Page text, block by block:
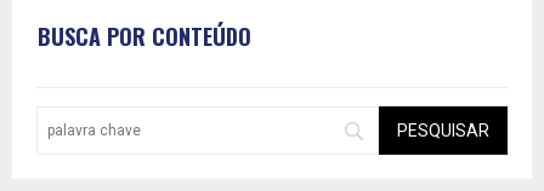
BUSCA POR CONTEÚDO